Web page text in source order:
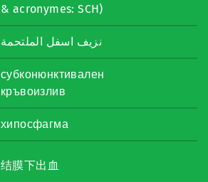
& acronymes: SCH)
نزيف اسفل الملتحمة
субконюнктивален
кръвоизлив
хипосфагма
结膜下出血